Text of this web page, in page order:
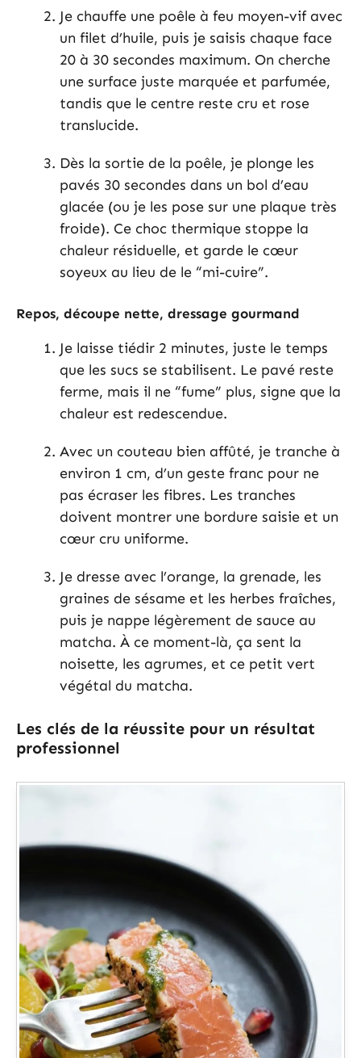
Je chauffe une poêle à feu moyen-vif avec
un filet d’huile, puis je saisis chaque face
20 à 30 secondes maximum. On cherche
une surface juste marquée et parfumée,
tandis que le centre reste cru et rose
translucide.
Dès la sortie de la poêle, je plonge les
pavés 30 secondes dans un bol d’eau
glacée (ou je les pose sur une plaque très
froide). Ce choc thermique stoppe la
chaleur résiduelle, et garde le cœur
soyeux au lieu de le “mi-cuire”.
Repos, découpe nette, dressage gourmand
Je laisse tiédir 2 minutes, juste le temps
que les sucs se stabilisent. Le pavé reste
ferme, mais il ne “fume” plus, signe que la
chaleur est redescendue.
Avec un couteau bien affûté, je tranche à
environ 1 cm, d’un geste franc pour ne
pas écraser les fibres. Les tranches
doivent montrer une bordure saisie et un
cœur cru uniforme.
Je dresse avec l’orange, la grenade, les
graines de sésame et les herbes fraîches,
puis je nappe légèrement de sauce au
matcha. À ce moment-là, ça sent la
noisette, les agrumes, et ce petit vert
végétal du matcha.
Les clés de la réussite pour un résultat
professionnel